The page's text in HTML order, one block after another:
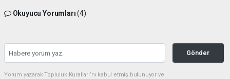
Okuyucu Yorumları(4)
Gönder
Yorum yazarak Topluluk Kuralları’nı kabul etmiş bulunuyor ve